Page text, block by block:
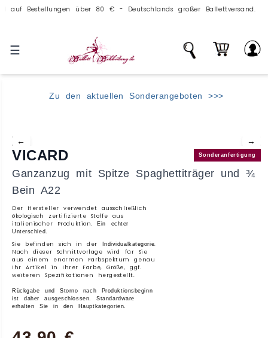
Bestellungen über 80 € - Deutschlands großer Ballettversand.
☰
Zu den aktuellen Sonderangeboten >>>
← →
Sonderanfertigung
VICARD
Ganzanzug mit Spitze Spaghettiträger und ¾
Bein A22
Der Hersteller verwendet ausschließlich
ökologisch zertifizierte Stoffe aus
italienischer Produktion.Ein echter
Unterschied.
Sie befinden sich in der Individualkategorie.
Nach dieser Schnittvorlage wird für Sie
aus einem enormen Farbspektum genau
Ihr Artikel in Ihrer Farbe, Größe, ggf.
weiteren Spezifikationen hergestellt.
Rückgabe und Storno nach Produktionsbeginn
ist daher ausgeschlossen. Standardware
erhalten Sie in den Hauptkategorien.